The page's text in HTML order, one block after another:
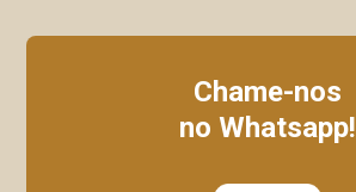
Chame-nos
no Whatsapp!